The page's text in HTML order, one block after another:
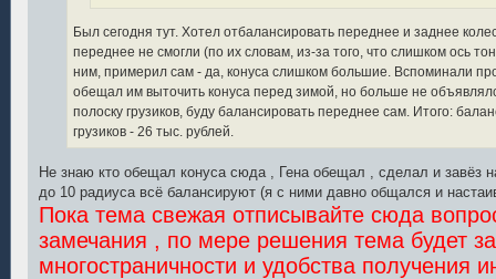
Был сегодня тут. Хотел отбалансировать переднее и заднее
переднее не смогли (по их словам, из-за того, что слишком ось
ним, примерил сам - да, конуса слишком большие. Вспоминали про
обещал им выточить конуса перед зимой, но больше не
полоску грузиков, буду балансировать переднее сам. Итого:
грузиков - 26 тыс. рублей.
Не знаю кто обещал конуса сюда , Гена обещал , сделал и завёз
до 10 радиуса всё балансируют (я с ними давно общался и
Пока тема свежая отписывайте сюда
замечания , по мере решения тема будет
многостраничности и удобства получения